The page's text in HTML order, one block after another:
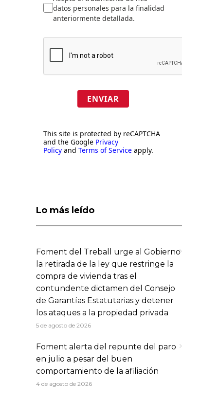
datos personales para la finalidad
anteriormente detallada.
ENVIAR
This site is protected by reCAPTCHA
and the Google Privacy
Policy and Terms of Service apply.
Lo más leído
Foment del Treball urge al Gobierno
la retirada de la ley que restringe la
compra de vivienda tras el
contundente dictamen del Consejo
de Garantías Estatutarias y detener
los ataques a la propiedad privada
5 de agosto de 2026
Foment alerta del repunte del paro
en julio a pesar del buen
comportamiento de la afiliación
4 de agosto de 2026